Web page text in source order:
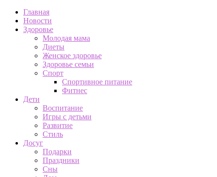
Главная
Новости
Здоровье
Молодая мама
Диеты
Женское здоровье
Здоровье семьи
Спорт
Спортивное питание
Фитнес
Дети
Воспитание
Игры с детьми
Развитие
Стиль
Досуг
Подарки
Праздники
Сны